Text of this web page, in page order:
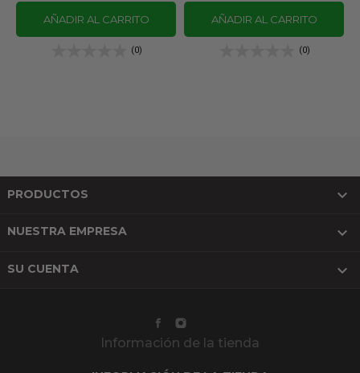
AÑADIR AL CARRITO
(0)
AÑADIR AL CARRITO
(0)
PRODUCTOS 
NUESTRA EMPRESA 
SU CUENTA 
Información de la tienda